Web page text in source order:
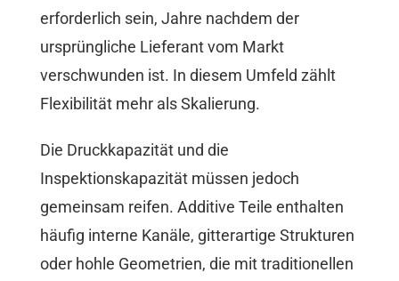
erforderlich sein, Jahre nachdem der
ursprüngliche Lieferant vom Markt
verschwunden ist. In diesem Umfeld zählt
Flexibilität mehr als Skalierung.
Die Druckkapazität und die
Inspektionskapazität müssen jedoch
gemeinsam reifen. Additive Teile enthalten
häufig interne Kanäle, gitterartige Strukturen
oder hohle Geometrien, die mit traditionellen